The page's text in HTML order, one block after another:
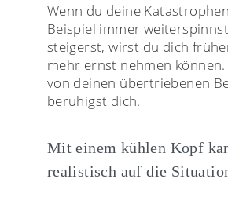
Wenn du deine
Beispiel immer
steigerst, wirst du dich
mehr ernst nehmen
von deinen übertriebenen
beruhigst dich.
Mit einem kühlen Kopf
realistisch auf die